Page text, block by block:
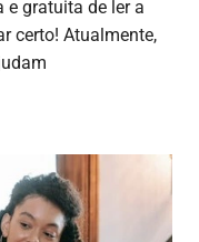
e gratuita de ler a
certo! Atualmente,